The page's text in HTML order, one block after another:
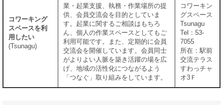
コワーキング
スペースを利
用したい
(Tsunagu)
業・起業支援、執務・作業場所の提
供、会員交流会を目的としていま
す。起業に関するご相談はもちろ
ん、個人の作業スペースとしてもご
利用可能です。また、定期的に会員
交流会を開催しています。会員同士
がよりよい人脈を築き活躍の場を広
げ、地域の活性化につながるよう
「つなぐ」取り組みをしています。
コワーキン
グスペース
Tsunagu
Tel：53-
7055
所在：駅前
交流テラス
すわっチャ
オ3Ｆ